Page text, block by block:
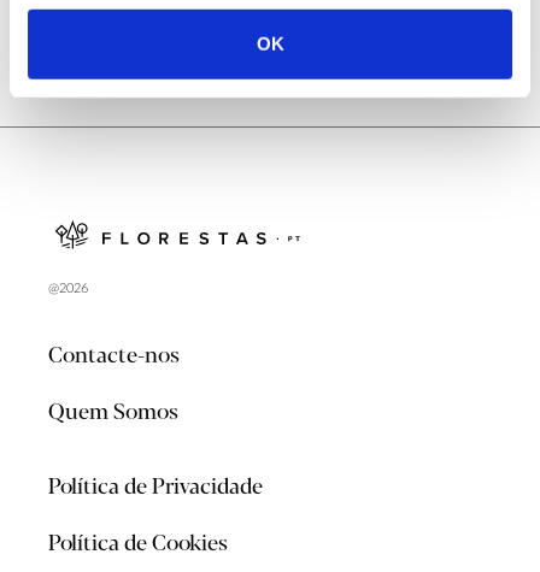
OK
@2026
Contacte-nos
Quem Somos
Política de Privacidade
Política de Cookies